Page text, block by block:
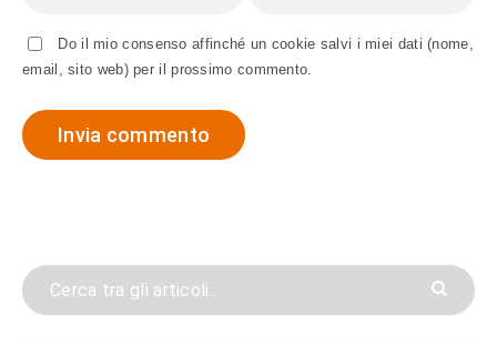
Do il mio consenso affinché un cookie salvi i miei dati (nome,
email, sito web) per il prossimo commento.